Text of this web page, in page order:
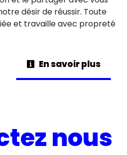
désir de réussir. Toute
et travaille avec propreté
En savoir plus
nous